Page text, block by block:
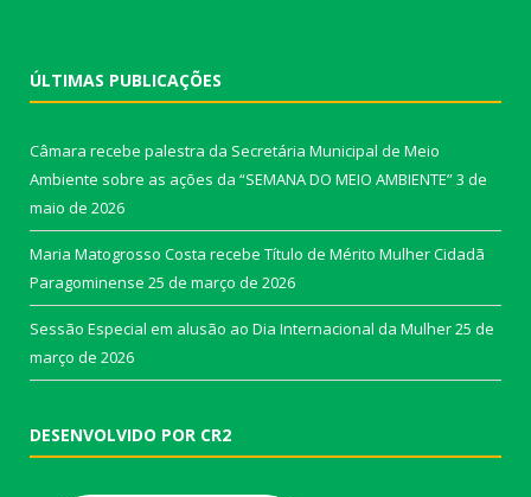
ÚLTIMAS PUBLICAÇÕES
Câmara recebe palestra da Secretária Municipal de Meio
Ambiente sobre as ações da “SEMANA DO MEIO AMBIENTE”3 de
maio de 2026
Maria Matogrosso Costa recebe Título de Mérito Mulher Cidadã
Paragominense 25 de março de 2026
Sessão Especial em alusão ao Dia Internacional da Mulher25 de
março de 2026
DESENVOLVIDO POR CR2